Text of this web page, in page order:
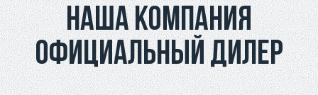
Наша компания
официальный дилер